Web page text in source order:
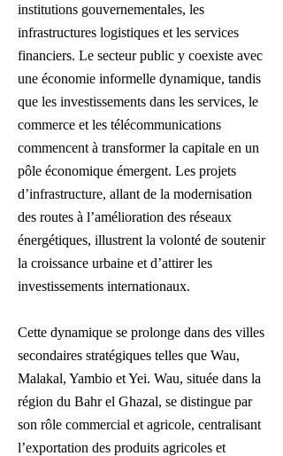
institutions gouvernementales, les
infrastructures logistiques et les services
financiers. Le secteur public y coexiste avec
une économie informelle dynamique, tandis
que les investissements dans les services, le
commerce et les télécommunications
commencent à transformer la capitale en un
pôle économique émergent. Les projets
d’infrastructure, allant de la modernisation
des routes à l’amélioration des réseaux
énergétiques, illustrent la volonté de soutenir
la croissance urbaine et d’attirer les
investissements internationaux.
Cette dynamique se prolonge dans des villes
secondaires stratégiques telles que Wau,
Malakal, Yambio et Yei. Wau, située dans la
région du Bahr el Ghazal, se distingue par
son rôle commercial et agricole, centralisant
l’exportation des produits agricoles et